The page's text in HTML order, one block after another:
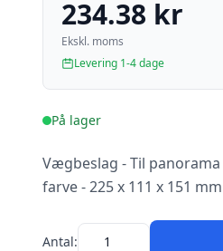
234.38 kr
Ekskl. moms
Levering 1-4 dage
På lager
Vægbeslag - Til
farve - 225 x 111 x 151 mm
Antal: